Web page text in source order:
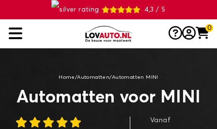
4,3 / 5
0
Home /Automatten/Automatten MINI
Automatten voor MINI
Vanaf